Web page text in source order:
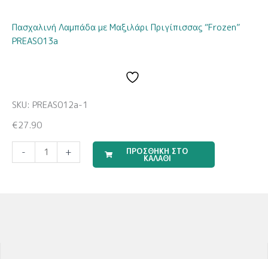
Πασχαλινή Λαμπάδα με Μαξιλάρι Πριγίπισσας “Frozen”
PREAS013a
SKU: PREAS012a-1
€27.90
-
Boy
+ ΠΡΟΣΘΗΚΗ ΣΤΟ
ΚΑΛΑΘΙ